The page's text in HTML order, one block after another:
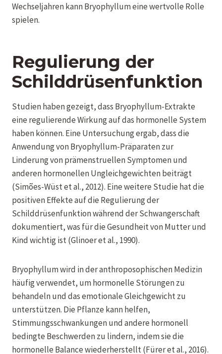
Wechseljahren kann Bryophyllum eine wertvolle Rolle
spielen.
Regulierung der
Schilddrüsenfunktion
Studien haben gezeigt, dass Bryophyllum-Extrakte
eine regulierende Wirkung auf das hormonelle System
haben können. Eine Untersuchung ergab, dass die
Anwendung von Bryophyllum-Präparaten zur
Linderung von prämenstruellen Symptomen und
anderen hormonellen Ungleichgewichten beiträgt
(Simões-Wüst et al., 2012). Eine weitere Studie hat die
positiven Effekte auf die Regulierung der
Schilddrüsenfunktion während der Schwangerschaft
dokumentiert, was für die Gesundheit von Mutter und
Kind wichtig ist (Glinoer et al., 1990).
Bryophyllum wird in der anthroposophischen Medizin
häufig verwendet, um hormonelle Störungen zu
behandeln und das emotionale Gleichgewicht zu
unterstützen. Die Pflanze kann helfen,
Stimmungsschwankungen und andere hormonell
bedingte Beschwerden zu lindern, indem sie die
hormonelle Balance wiederherstellt (Fürer et al., 2016).